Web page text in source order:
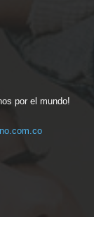
por el mundo!